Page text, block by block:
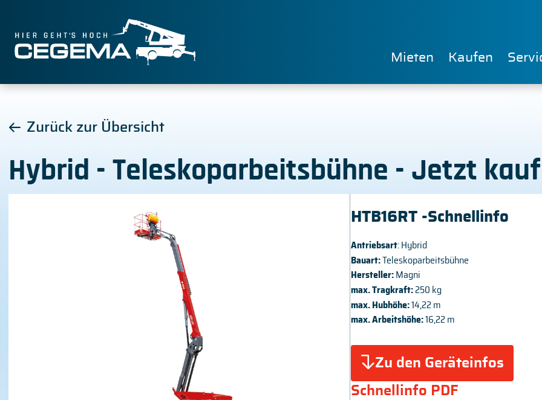
Mieten Kaufen
Zurück zur Übersicht
Hybrid - Teleskoparbeitsbühne - Jetzt
HTB16RT -Schnellinfo
Antriebsart: Hybrid
Bauart:Teleskoparbeitsbühne
Hersteller: Magni
max. Tragkraft: 250 kg
max. Hubhöhe:14,22 m
max. Arbeitshöhe:16,22 m
Zu den Geräteinfos
Schnellinfo PDF